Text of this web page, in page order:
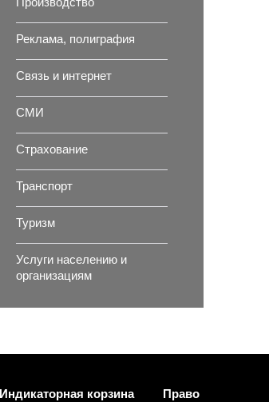
Реклама, полиграфия
Связь и интернет
СМИ
Страхование
Транспорт
Туризм
Услуги населению и
организациям
Индикаторная корзина Право